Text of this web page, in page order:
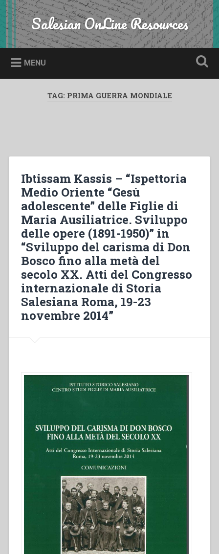
Skip
to
content
Search Salesian OnLine Resources
MENU
TAG: PRIMA GUERRA MONDIALE
Ibtissam Kassis – “Ispettoria
Medio Oriente “Gesù
adolescente” delle Figlie di
Maria Ausiliatrice. Sviluppo
delle opere (1891-1950)” in
“Sviluppo del carisma di Don
Bosco fino alla metà del
secolo XX. Atti del Congresso
internazionale di Storia
Salesiana Roma, 19-23
novembre 2014”